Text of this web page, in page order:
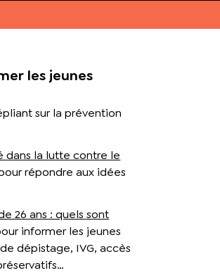
les jeunes
sur la prévention
dans la lutte contre le
répondre aux idées
26 ans : quels sont
informer les jeunes
dépistage, IVG, accès